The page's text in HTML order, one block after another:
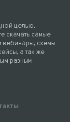
целью,
скачать самые
вебинары, схемы
а так же
разным